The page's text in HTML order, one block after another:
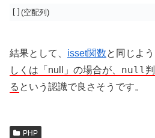
[] (空配列)
結果として、 isset関数と同じよ
しくは「null」の場合が、 null
る という認識で良さそうです。
PHP